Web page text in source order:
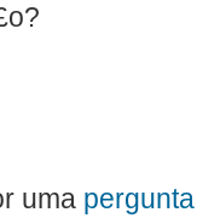
uma pergunta